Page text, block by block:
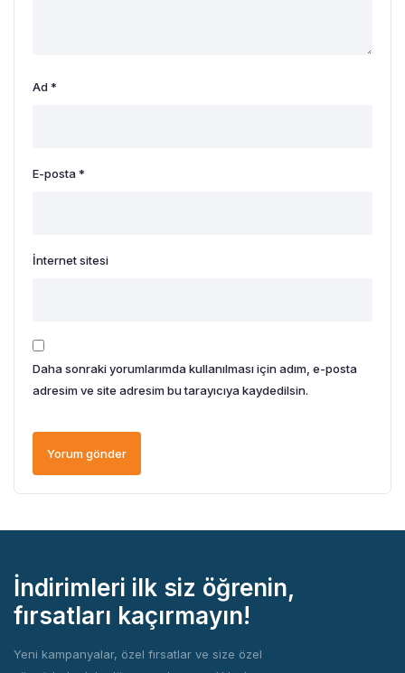
Ad*
E-posta*
İnternet sitesi
Daha sonraki yorumlarımda kullanılması için adım, e-posta
adresim ve site adresim bu tarayıcıya kaydedilsin.
İndirimleri ilk siz öğrenin,
fırsatları kaçırmayın!
Yeni kampanyalar, özel fırsatlar ve size özel